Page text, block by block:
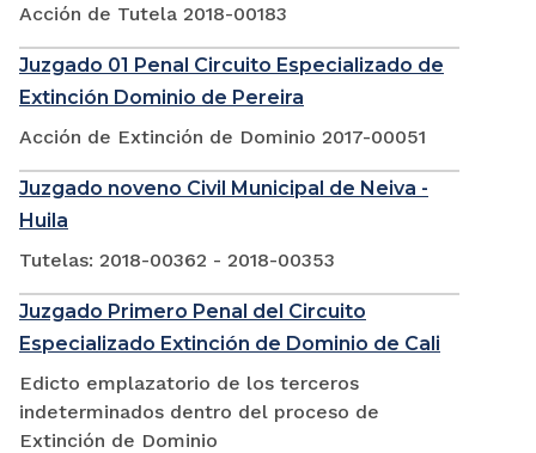
Acción de Tutela 2018-00183
Juzgado 01 Penal Circuito Especializado de
Extinción Dominio de Pereira
Acción de Extinción de Dominio 2017-00051
Juzgado noveno Civil Municipal de Neiva -
Huila
Tutelas: 2018-00362 - 2018-00353
Juzgado Primero Penal del Circuito
Especializado Extinción de Dominio de Cali
Edicto emplazatorio de los terceros
indeterminados dentro del proceso de
Extinción de Dominio